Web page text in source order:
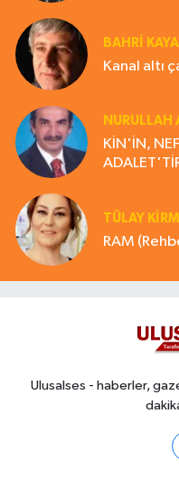
BAHRI
Kanal altı
NURULLAH
KİN'İN,
TÜLAY
Ulusalses - haberler,